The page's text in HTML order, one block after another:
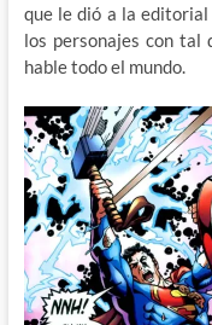
que le dió a la
los personajes con tal
hable todo el mundo.